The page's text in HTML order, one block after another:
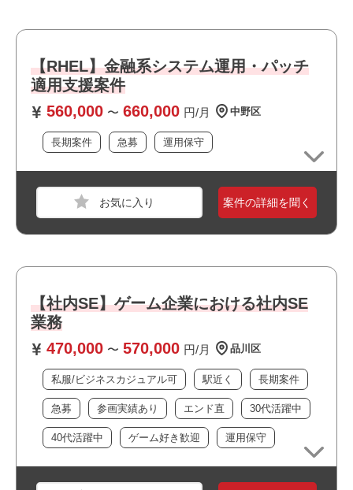
【RHEL】金融系システム運用・パッチ
適用支援案件
560,000 〜 660,000 円/月 中野区
長期案件 急募 運用保守
案件の詳細を聞く
【社内SE】ゲーム企業における社内SE
業務
470,000 〜 570,000 円/月 品川区
私服/ビジネスカジュアル可 駅近く 長期案件
急募 参画実績あり エンド直 30代活躍中
40代活躍中 ゲーム好き歓迎 運用保守
各種システムのユーザーID設定、権限設定経験者
・ヘルプデスク業務経験
応）
・Excelでピボットやlookup関数を用いて、データ集計がで
きること
おすすめポイント
・大手企業の案件です
・私服/ビジネスカジュアルでの勤務が可能です
・長期就業が見込める案件です
・ゲームが好きな方歓迎！
職種
【ゲーム】プロモーション
スキル
PowerPoint,Word,Excel,Windows,Google スプレ
ド
必須スキル
・Excel（VLOOKUP関数などを使用したデータ集計）、Po
werPoint（企画書や資料作成）の実務経験
・イベント来場者や取引先と円滑なコミュニケーションを
職種
インフラエンジニア